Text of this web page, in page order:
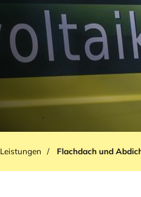
Leistungen Flachdach und